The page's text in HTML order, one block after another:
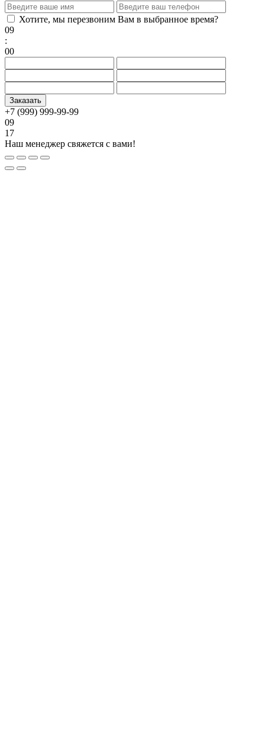
Хотите, мы перезвоним Вам в выбранное время?
09
:
00
+7 (999) 999-99-99
09
17
Наш менеджер свяжется с вами!